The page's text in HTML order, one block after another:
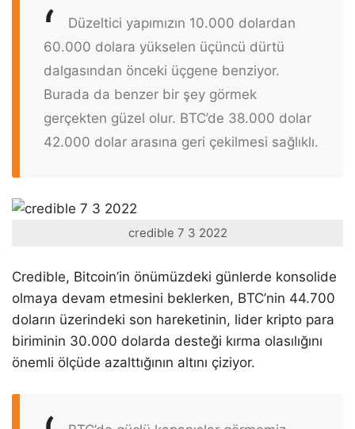
Düzeltici yapımızın 10.000 dolardan
60.000 dolara yükselen üçüncü dürtü
dalgasından önceki üçgene benziyor.
Burada da benzer bir şey görmek
gerçekten güzel olur. BTC’de 38.000 dolar
42.000 dolar arasına geri çekilmesi sağlıklı.
credible 7 3 2022
Credible, Bitcoin’in önümüzdeki günlerde konsolide
olmaya devam etmesini beklerken, BTC’nin 44.700
doların üzerindeki son hareketinin, lider kripto para
biriminin 30.000 dolarda desteği kırma olasılığını
önemli ölçüde azalttığının altını çiziyor.